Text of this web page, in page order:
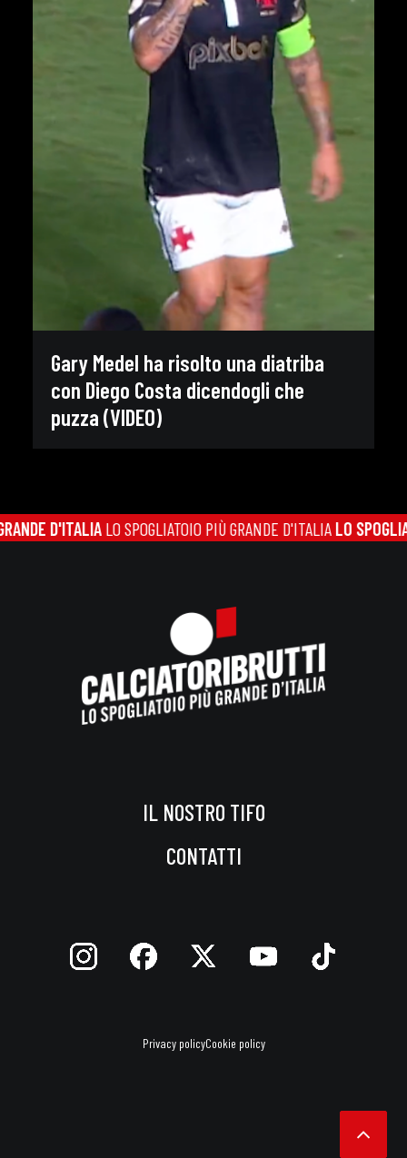
Gary Medel ha risolto una diatriba
con Diego Costa dicendogli che
puzza (VIDEO)
D'ITALIALO SPOGLIATOIO PIÙ GRANDE D'ITALIALO
IL NOSTRO TIFO
CONTATTI
Privacy policyCookie policy